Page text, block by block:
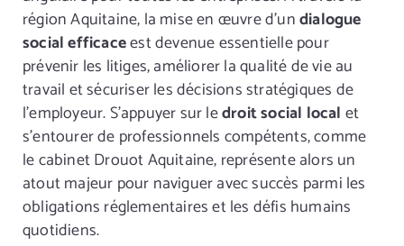
région Aquitaine, la mise en œuvre d’undialogue
social efficaceest devenue essentielle pour
prévenir les litiges, améliorer la qualité de vie au
travail et sécuriser les décisions stratégiques de
l’employeur. S’appuyer sur ledroit social local et
s’entourer de professionnels compétents, comme
le cabinet Drouot Aquitaine, représente alors un
atout majeur pour naviguer avec succès parmi les
obligations réglementaires et les défis humains
quotidiens.